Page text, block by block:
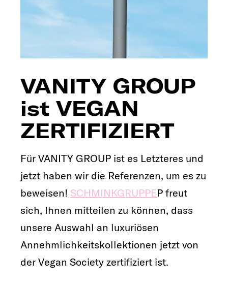
VANITY GROUP
ist VEGAN
ZERTIFIZIERT
Für VANITY GROUP ist es Letzteres und
jetzt haben wir die Referenzen, um es zu
beweisen! SCHMINKGRUPPEP freut
sich, Ihnen mitteilen zu können, dass
unsere Auswahl an luxuriösen
Annehmlichkeitskollektionen jetzt von
der Vegan Society zertifiziert ist.